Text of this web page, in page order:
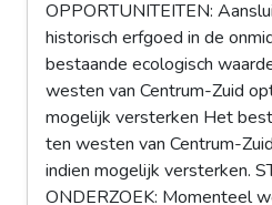
OPPORTUNITEITEN:
historisch erfgoed in de
bestaande ecologisch
westen van Centrum-Zuid
mogelijk versterken Het
ten westen van Centrum-
indien mogelijk versterken.
ONDERZOEK: Momenteel